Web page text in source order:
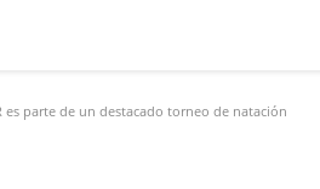
parte de un destacado torneo de natación